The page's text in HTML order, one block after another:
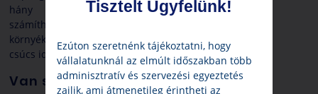
hány órányi napfényre
számíthatunk átlagosan a
környéken? Mekkora ennek a
csúcs ideje?
Van segítség!
Tisztelt Ügyfelünk!
Ezúton szeretnénk tájékoztatni, hogy
vállalatunknál az elmúlt időszakban több
adminisztratív és szervezési egyeztetés
zajlik, ami átmenetileg érintheti az